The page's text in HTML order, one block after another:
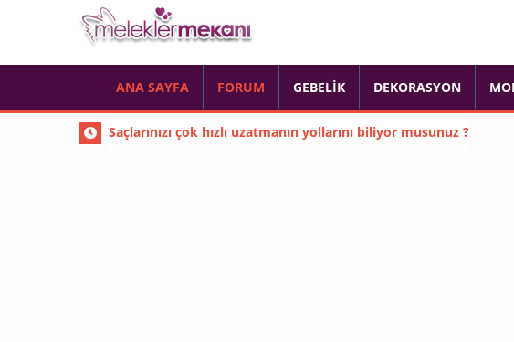
ANA SAYFA FORUM GEBELIK DEKORASYON
Saçlarınızı çok hızlı uzatmanın yollarını biliyor musunuz ?